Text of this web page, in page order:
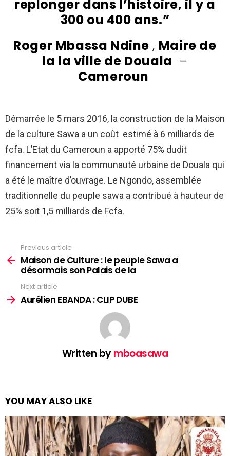
replonger dans l’histoire, il y a
300 ou 400 ans.”
Roger Mbassa Ndine , Maire de
la la ville de Douala –
Cameroun
Démarrée le 5 mars 2016, la construction de la Maison
de la culture Sawa a un coût estimé à 6 milliards de
fcfa. L’Etat du Cameroun a apporté 75% dudit
financement via la communauté urbaine de Douala qui
a été le maître d’ouvrage. Le Ngondo, assemblée
traditionnelle du peuple sawa a contribué à hauteur de
25% soit 1,5 milliards de Fcfa.
more
Previous article
Maison de Culture : le peuple Sawa a
désormais son Palais de la
Next article
Aurélien EBANDA : CLIP DUBE
Written bymboasawa
YOU MAY ALSO LIKE